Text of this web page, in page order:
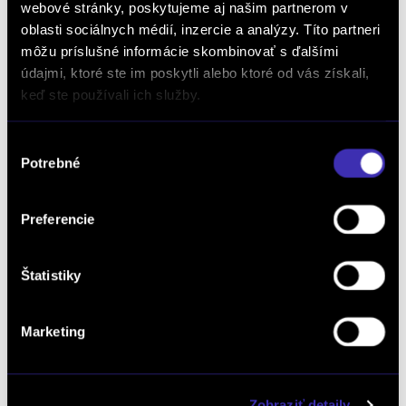
webové stránky, poskytujeme aj našim partnerom v
oblasti sociálnych médií, inzercie a analýzy. Títo partneri
môžu príslušné informácie skombinovať s ďalšími
údajmi, ktoré ste im poskytli alebo ktoré od vás získali,
keď ste používali ich služby.
súhlasu
Potrebné
Preferencie
Štatistiky
Marketing
/ 145 PS / Mild Hybrid (benzín/elektrika) / Partizánske
31 040 € s DPH -20%
24 950 €s DPH
20 285 € bez DPH